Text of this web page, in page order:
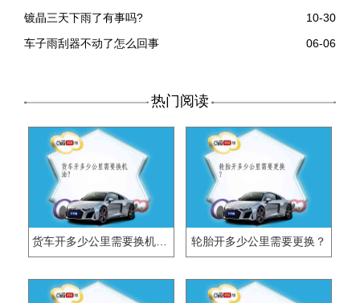
镀晶三天下雨了有事吗?
10-30
车子雨刮器不动了怎么回事
06-06
热门阅读
货车开多少公里需要换机油？ 轮胎开多少公里需要更换？